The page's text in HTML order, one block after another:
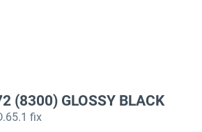
(8300) GLOSSY BLACK
fix